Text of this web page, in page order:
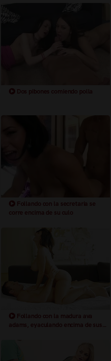
Dos pibones comiendo polla
Follando con la secretaria se
corre encima de su culo
Follando con la madura ava
adams, eyaculando encima de sus